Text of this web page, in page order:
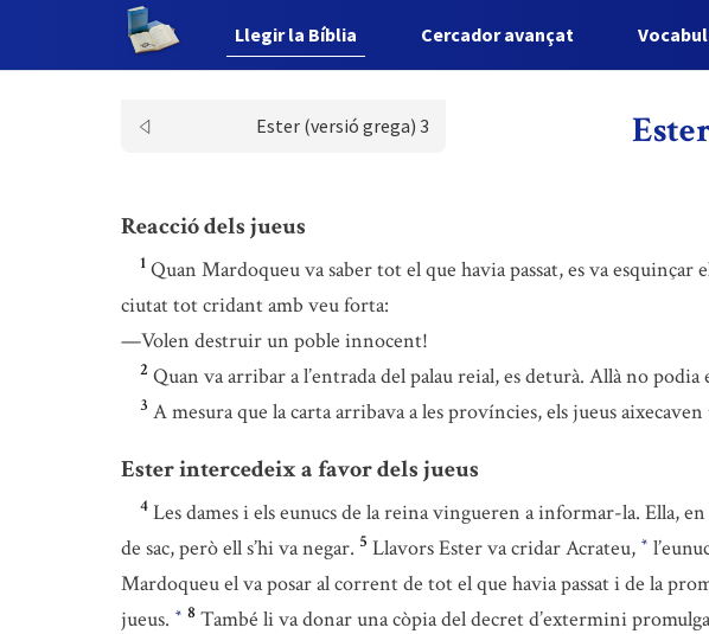
Llegir la Bíblia Cercador avançat
Ester (versió grega) 3
Reacció dels jueus
1 Quan Mardoqueu va saber tot el que havia passat, es va esquinçar
ciutat tot cridant amb veu forta:
—Volen destruir un poble innocent!
2 Quan va arribar a l’entrada del palau reial, es deturà. Allà no
3 A mesura que la carta arribava a les províncies, els jueus
Ester intercedeix a favor dels jueus
4 Les dames i els eunucs de la reina vingueren a informar-la. Ella,
de sac, però ell s’hi va negar. 5 Llavors Ester va cridar Acrateu, *
Mardoqueu el va posar al corrent de tot el que havia passat i de la
jueus. * 8 També li va donar una còpia del decret d’extermini